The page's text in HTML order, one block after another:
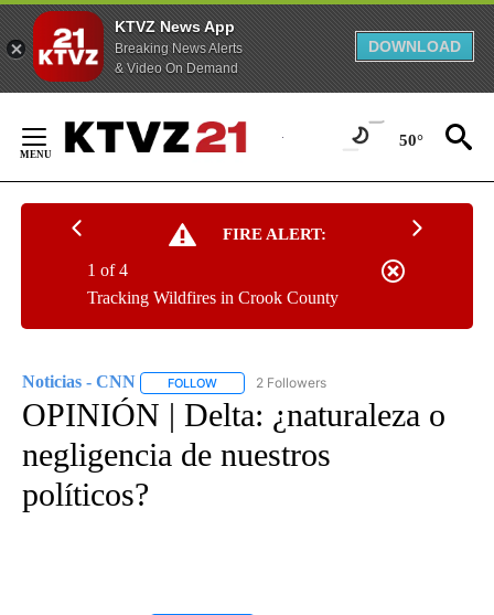
KTVZ News App
Breaking News Alerts
& Video On Demand
DOWNLOAD
Content
50°
FIRE ALERT:
Tracking Wildfires in Crook County
1 of 4
Noticias - CNN FOLLOW FOLLOW "NOTICIAS - CNN" TO RECEIVE
2 Followers
OPINIÓN | Delta: ¿naturaleza o
negligencia de nuestros
políticos?